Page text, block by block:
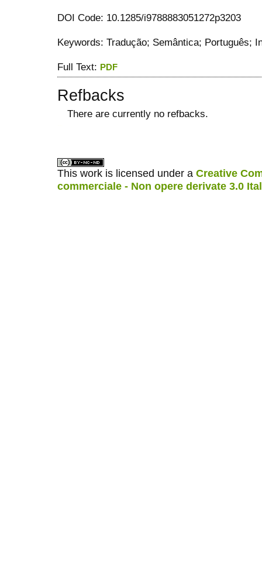
DOI Code: 10.1285/i9788883051272p3203
Keywords: Tradução; Semântica; Português;
Full Text: PDF
Refbacks
There are currently no refbacks.
This work is licensed under a Creative
commerciale - Non opere derivate 3.0